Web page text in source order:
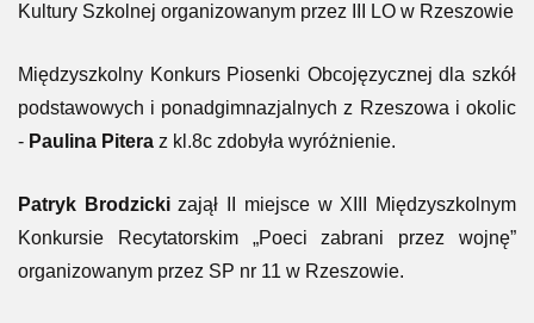
Kultury Szkolnej organizowanym przez III LO w Rzeszowie
Międzyszkolny Konkurs Piosenki Obcojęzycznej dla szkół
podstawowych i ponadgimnazjalnych z Rzeszowa i okolic
- Paulina Pitera z kl.8c zdobyła wyróżnienie.
Patryk Brodzickizajął II miejsce w XIII Międzyszkolnym
Konkursie Recytatorskim „Poeci zabrani przez wojnę”
organizowanym przez SP nr 11 w Rzeszowie.